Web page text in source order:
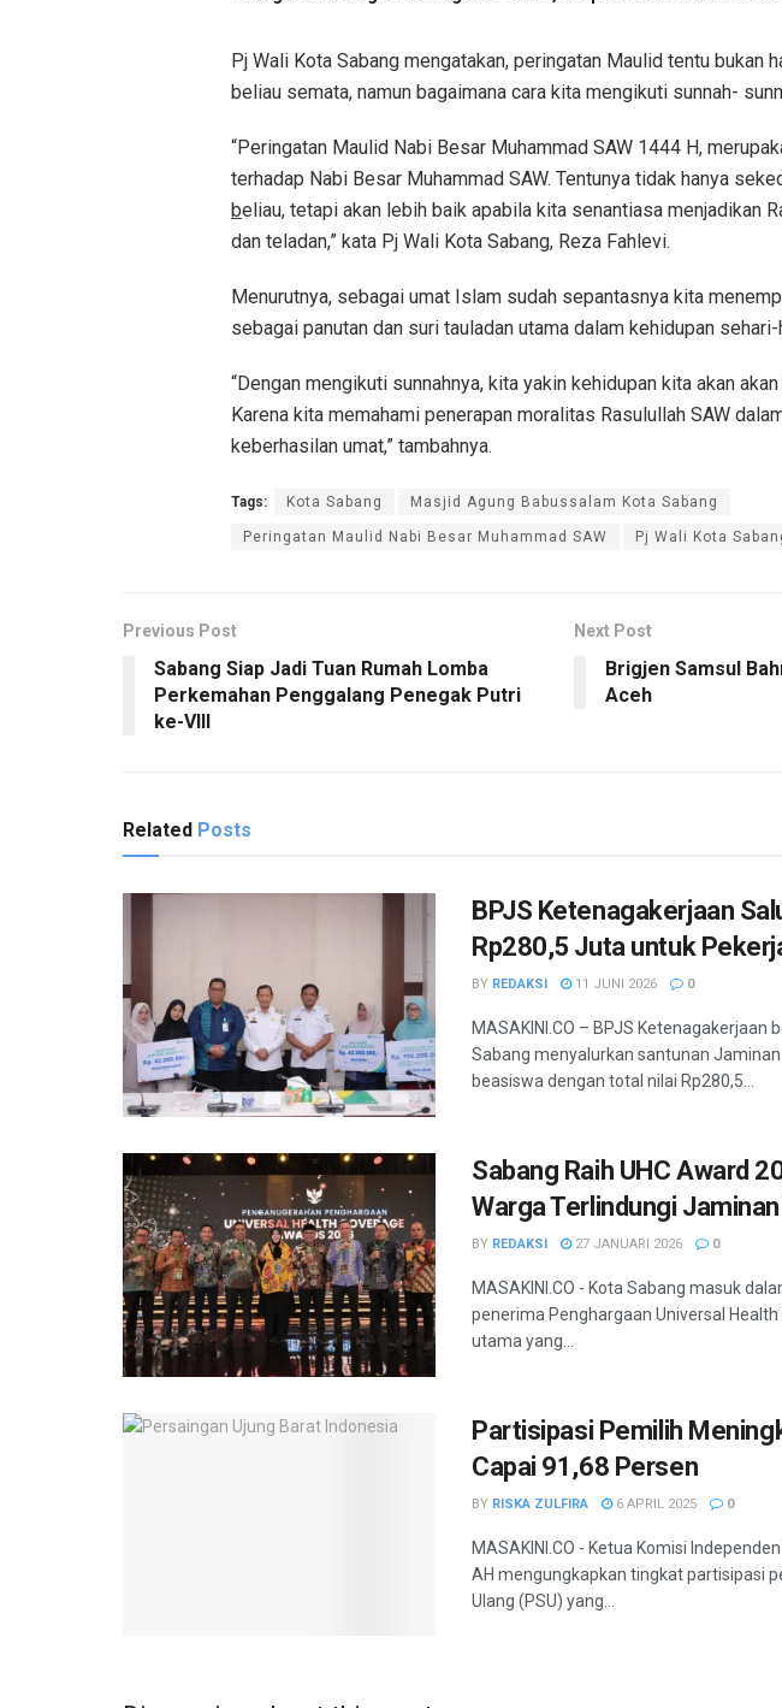
Pj Wali Kota Sabang mengatakan, peringatan Maulid tentu bukan
beliau semata, namun bagaimana cara kita mengikuti sunnah-
“Peringatan Maulid Nabi Besar Muhammad SAW 1444 H,
terhadap Nabi Besar Muhammad SAW. Tentunya tidak hanya
beliau, tetapi akan lebih baik apabila kita senantiasa menjadikan
dan teladan,” kata Pj Wali Kota Sabang, Reza Fahlevi.
Menurutnya, sebagai umat Islam sudah sepantasnya kita
sebagai panutan dan suri tauladan utama dalam kehidupan sehari-
“Dengan mengikuti sunnahnya, kita yakin kehidupan kita akan
Karena kita memahami penerapan moralitas Rasulullah SAW
keberhasilan umat,” tambahnya.
Tags: Kota Sabang Masjid Agung Babussalam Kota Sabang
Peringatan Maulid Nabi Besar Muhammad SAW Pj Wali Kota
Previous Post
Sabang Siap Jadi Tuan Rumah Lomba
Perkemahan Penggalang Penegak Putri
ke-VIII
Next Post
Brigjen Samsul
Aceh
Related Posts
BPJS Ketenagakerjaan
Rp280,5 Juta untuk
BY REDAKSI 11 JUNI 2026 0
MASAKINI.CO – BPJS Ketenagakerjaan
Sabang menyalurkan santunan
beasiswa dengan total nilai Rp280,5...
Sabang Raih UHC Award
Warga Terlindungi
BY REDAKSI 27 JANUARI 2026 0
MASAKINI.CO - Kota Sabang masuk
penerima Penghargaan Universal
utama yang...
Partisipasi Pemilih
Capai 91,68 Persen
BY RISKA ZULFIRA 6 APRIL 2025 0
MASAKINI.CO - Ketua Komisi
AH mengungkapkan tingkat partisipasi
Ulang (PSU) yang...